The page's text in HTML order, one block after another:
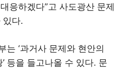
응하겠다”고 사도광산 문제
있다.
는 ‘과거사 문제와 현안의
’ 등을 들고나올 수 있다. 문